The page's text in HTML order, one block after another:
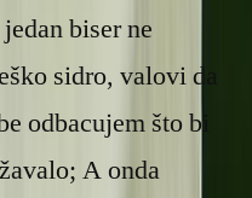
biser ne
sidro, valovi da
odbacujem što bi
A onda